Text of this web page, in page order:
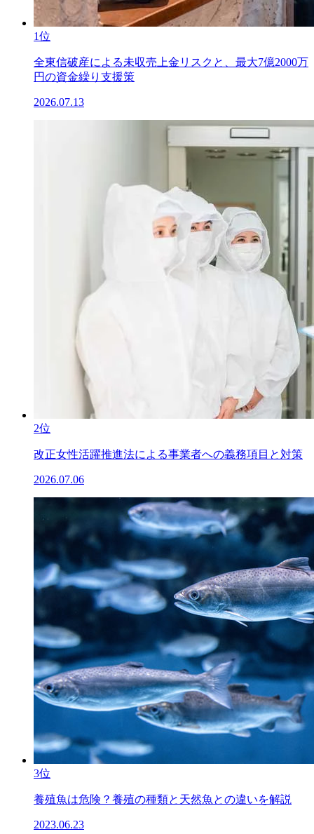
1位
全東信破産による未収売上金リスクと、最大7億2000万
円の資金繰り支援策
2026.07.13
2位
改正女性活躍推進法による事業者への義務項目と対策
2026.07.06
3位
養殖魚は危険？養殖の種類と天然魚との違いを解説
2023.06.23